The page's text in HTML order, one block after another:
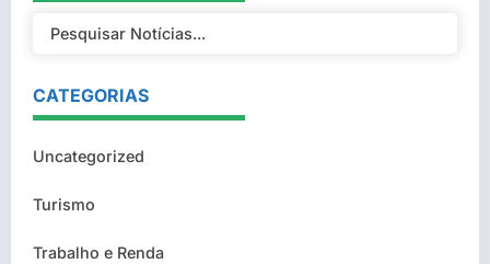
CATEGORIAS
Uncategorized
Turismo
Trabalho e Renda